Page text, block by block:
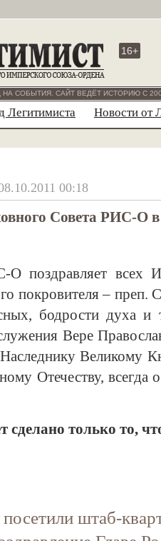
16+
СОБЫТИЯ. САЙТ ВЕДЁТ ИСТОРИЮ С
Легитимиста Новости от
00:18
Совета РИС-О в
поздравляет всех
покровителя – преп.
бодрости духа и
Вере
Великому
Отечеству, всегда
сделано только то,
штаб-